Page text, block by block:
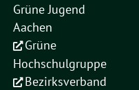
Grüne Jugend
Aachen
Grüne
Hochschulgruppe
Bezirksverband